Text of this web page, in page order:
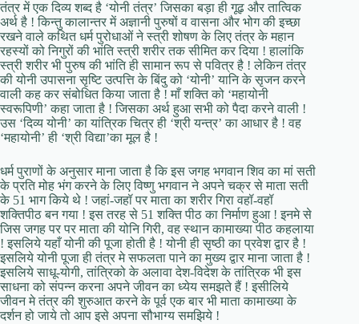
तंत्र में एक दिव्य शब्द है ‘योनी तंत्र’ जिसका बड़ा ही गूढ़ और तात्विक
अर्थ है ! किन्तु कालान्तर में अज्ञानी पुरुषों व वासना और भोग की इच्छा
रखने वाले कथित धर्म पुरोधाओं ने स्त्री शोषण के लिए तंत्र के महान
रहस्यों को निगुरों की भांति स्त्री शरीर तक सीमित कर दिया ! हालांकि
स्त्री शरीर भी पुरुष की भांति ही सामान रूप से पवित्र है ! लेकिन तंत्र
की योनी उपासना सृष्टि उत्पत्ति के बिंदु को ‘योनी’ यानि के सृजन करने
वाली कह कर संबोधित किया जाता है ! माँ शक्ति को ‘महायोनी
स्वरूपिणी’ कहा जाता है ! जिसका अर्थ हुआ सभी को पैदा करने वाली !
उस ‘दिव्य योनी’ का यांत्रिक चित्र ही ‘श्री यन्त्र’ का आधार है ! वह
‘महायोनी’ ही ‘श्री विद्या’का मूल है !
धर्म पुराणों के अनुसार माना जाता है कि इस जगह भगवान शिव का मां सती
के प्रति मोह भंग करने के लिए विष्णु भगवान ने अपने चक्र से माता सती
के 51 भाग किये थे ! जहां-जहॉ पर माता का शरीर गिरा वहॉ-वहॉ
शक्तिपीठ बन गया ! इस तरह से 51 शक्ति पीठ का निर्माण हुआ ! इनमे से
जिस जगह पर पर माता की योनि गिरी, वह स्थान कामाख्या पीठ कहलाया
! इसलिये यहाँ योनी की पूजा होती है ! योनी ही सृष्ठी का प्रवेश द्वार है !
इसलिये योनी पूजा ही तंत्र मे सफलता पाने का मुख्य द्वार माना जाता है !
इसलिये साधू-योगी, तांत्रिको के अलावा देश-विदेश के तांत्रिक भी इस
साधना को संपन्न करना अपने जीवन का ध्येय समझते हैं ! इसीलिये
जीवन मे तंत्र की शुरुआत करने के पूर्व एक बार भी माता कामाख्या के
दर्शन हो जाये तो आप इसे अपना सौभाग्य समझिये !